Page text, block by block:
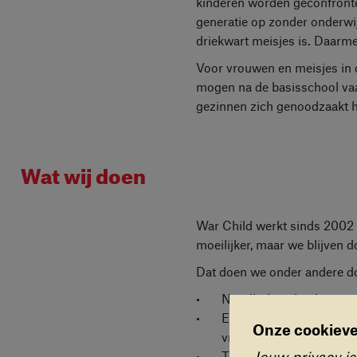
generatie op zonder
driekwart meisjes is.
Voor vrouwen en meisjes in
mogen na de basisschool
gezinnen zich genoodzaakt
Wat wij doen
War Child werkt sinds 2002
moeilijker, maar we blijven
Dat doen we onder andere
Noodhulp te bieden
Een War Child-hulplijn
vragen over
Onze